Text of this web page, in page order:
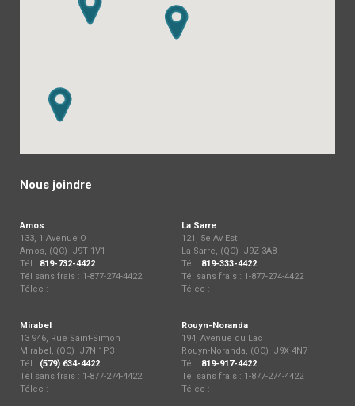
Nous joindre
Amos
133, 1 Avenue O
Amos, (QC) J9T 1V1
Tél : 819-732-4422
Tél sans frais : 1-877-274-4422
Télec :
La Sarre
121, 5e Av Est
La Sarre, (QC) J9Z 3A8
Tél : 819-333-4422
Tél sans frais : 1-877-274-4422
Télec :
Mirabel
13 946, Rue Saint-Simon
Mirabel, (QC) J7N 1P3
Tél : (579) 634-4422
Tél sans frais : 1-877-274-4422
Télec :
Rouyn-Noranda
194, Avenue du Lac
Rouyn-Noranda, (QC) J9X 4N7
Tél : 819-917-4422
Tél sans frais : 1-877-274-4422
Télec :